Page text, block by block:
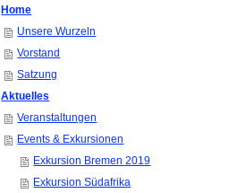
Home
Unsere Wurzeln
Vorstand
Satzung
Aktuelles
Veranstaltungen
Events & Exkursionen
Exkursion Bremen 2019
Exkursion Südafrika